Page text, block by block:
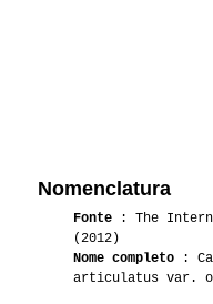
Nomenclatura
Fonte : The
(2012)
Nome completo :
articulatus var.